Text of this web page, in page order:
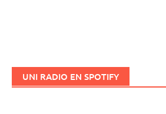
UNI RADIO EN SPOTIFY